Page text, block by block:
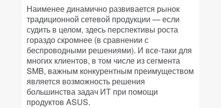
Наименее динамично развивается рынок
традиционной сетевой продукции — если
судить в целом, здесь перспективы роста
гораздо скромнее (в сравнении с
беспроводными решениями). И все-таки для
многих клиентов, в том числе из сегмента
SMB, важным конкурентным преимуществом
является возможность решения
большинства задач ИТ при помощи
продуктов ASUS.